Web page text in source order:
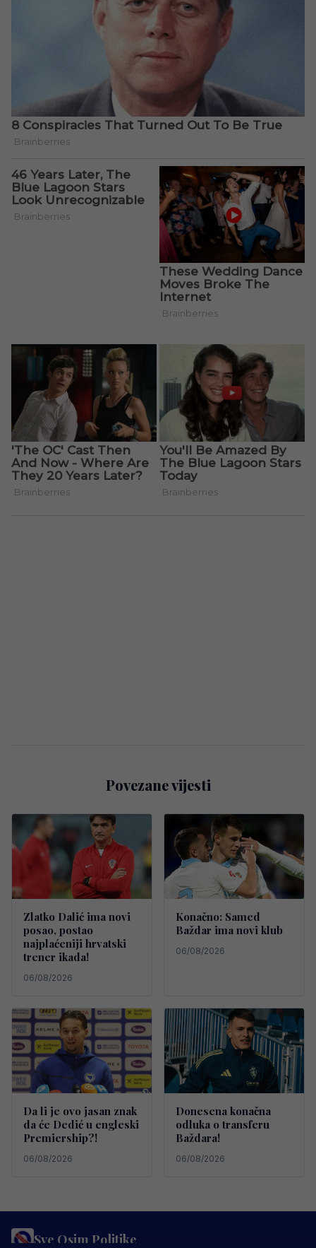
Povezane vijesti
Zlatko Dalić ima novi
posao, postao
najplaćeniji hrvatski
trener ikada!
06/08/2026
Konačno: Samed
Baždar ima novi klub
06/08/2026
Da li je ovo jasan znak
da će Dedić u engleski
Premiership?!
06/08/2026
Donesena konačna
odluka o transferu
Baždara!
06/08/2026
Sve Osim Politike